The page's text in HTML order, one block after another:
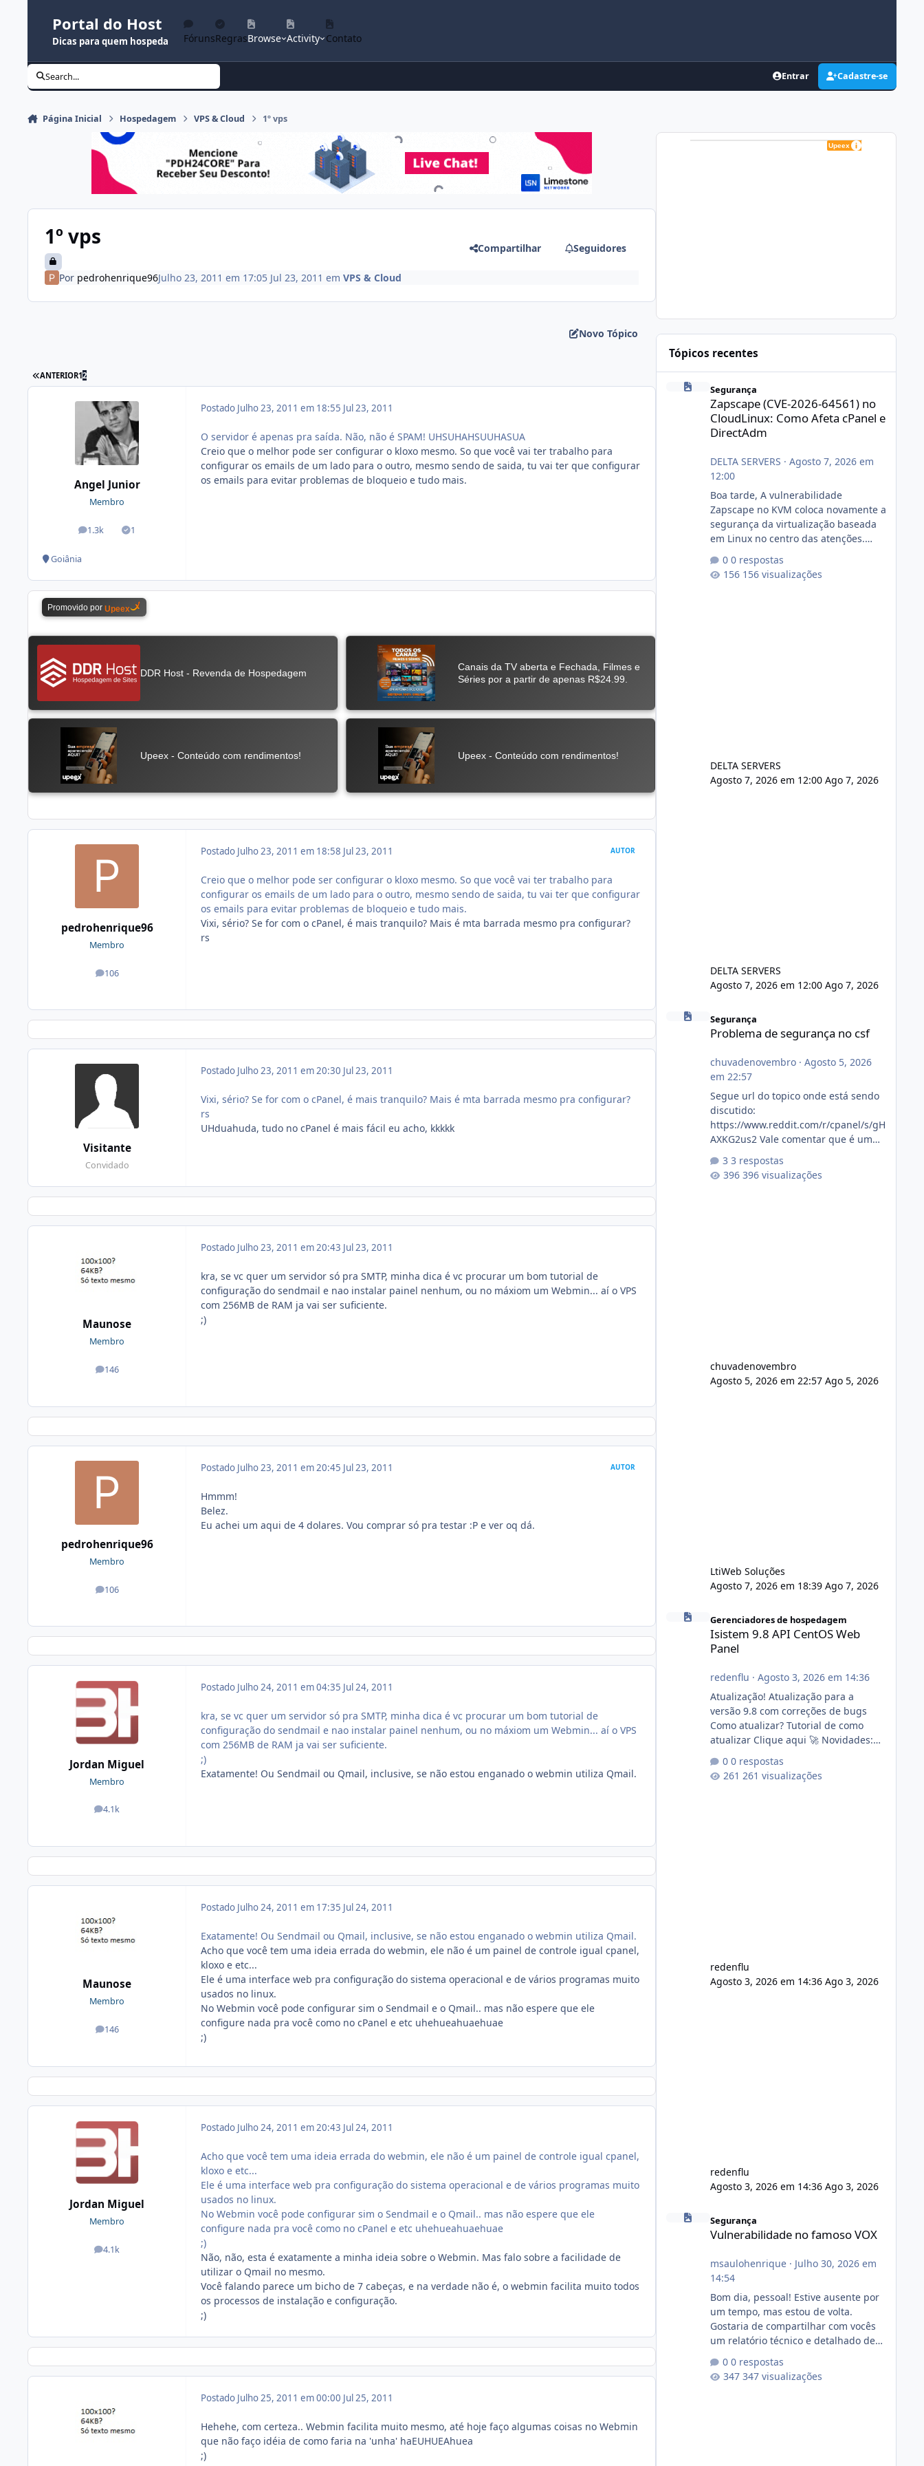
Portal do Host
Dicas para quem hospeda FórunsRegrasBrowse Activity Contato
Search... Entrar Cadastre-se
Página Inicial Hospedagem VPS & Cloud 1º vps
1º vps Compartilhar Seguidores
Por pedrohenrique96Julho 23, 2011 em 17:05 Jul 23, 2011 em VPS & Cloud
Novo Tópico
ANTERIOR12
Angel Junior
Membro
1.3k
posts 1
Soluções
Goiânia
Postado Julho 23, 2011 em 18:55 Jul 23, 2011
O servidor é apenas pra saída. Não, não é SPAM! UHSUHAHSUUHASUA
Creio que o melhor pode ser configurar o kloxo mesmo. So que você vai ter trabalho para
configurar os emails de um lado para o outro, mesmo sendo de saida, tu vai ter que configurar
os emails para evitar problemas de bloqueio e tudo mais.
pedrohenrique96
Membro
106
posts
Postado Julho 23, 2011 em 18:58 Jul 23, 2011 AUTOR
Creio que o melhor pode ser configurar o kloxo mesmo. So que você vai ter trabalho para
configurar os emails de um lado para o outro, mesmo sendo de saida, tu vai ter que configurar
os emails para evitar problemas de bloqueio e tudo mais.
Vixi, sério? Se for com o cPanel, é mais tranquilo? Mais é mta barrada mesmo pra configurar?
rs
Visitante
Convidado
Postado Julho 23, 2011 em 20:30 Jul 23, 2011
Vixi, sério? Se for com o cPanel, é mais tranquilo? Mais é mta barrada mesmo pra configurar?
rs
UHduahuda, tudo no cPanel é mais fácil eu acho, kkkkk
Maunose
Membro
146
posts
Postado Julho 23, 2011 em 20:43 Jul 23, 2011
kra, se vc quer um servidor só pra SMTP, minha dica é vc procurar um bom tutorial de
configuração do sendmail e nao instalar painel nenhum, ou no máxiom um Webmin... aí o VPS
com 256MB de RAM ja vai ser suficiente.
;)
pedrohenrique96
Membro
106
posts
Postado Julho 23, 2011 em 20:45 Jul 23, 2011 AUTOR
Hmmm!
Belez.
Eu achei um aqui de 4 dolares. Vou comprar só pra testar :P e ver oq dá.
Jordan Miguel
Membro
4.1k
posts
Postado Julho 24, 2011 em 04:35 Jul 24, 2011
kra, se vc quer um servidor só pra SMTP, minha dica é vc procurar um bom tutorial de
configuração do sendmail e nao instalar painel nenhum, ou no máxiom um Webmin... aí o VPS
com 256MB de RAM ja vai ser suficiente.
;)
Exatamente! Ou Sendmail ou Qmail, inclusive, se não estou enganado o webmin utiliza Qmail.
Maunose
Membro
146
posts
Postado Julho 24, 2011 em 17:35 Jul 24, 2011
Exatamente! Ou Sendmail ou Qmail, inclusive, se não estou enganado o webmin utiliza Qmail.
Acho que você tem uma ideia errada do webmin, ele não é um painel de controle igual cpanel,
kloxo e etc...
Ele é uma interface web pra configuração do sistema operacional e de vários programas muito
usados no linux.
No Webmin você pode configurar sim o Sendmail e o Qmail.. mas não espere que ele
configure nada pra você como no cPanel e etc uhehueahuaehuae
;)
Jordan Miguel
Membro
4.1k
posts
Postado Julho 24, 2011 em 20:43 Jul 24, 2011
Acho que você tem uma ideia errada do webmin, ele não é um painel de controle igual cpanel,
kloxo e etc...
Ele é uma interface web pra configuração do sistema operacional e de vários programas muito
usados no linux.
No Webmin você pode configurar sim o Sendmail e o Qmail.. mas não espere que ele
configure nada pra você como no cPanel e etc uhehueahuaehuae
;)
Não, não, esta é exatamente a minha ideia sobre o Webmin. Mas falo sobre a facilidade de
utilizar o Qmail no mesmo.
Você falando parece um bicho de 7 cabeças, e na verdade não é, o webmin facilita muito todos
os processos de instalação e configuração.
;)
Postado Julho 25, 2011 em 00:00 Jul 25, 2011
Hehehe, com certeza.. Webmin facilita muito mesmo, até hoje faço algumas coisas no Webmin
que não faço idéia de como faria na 'unha' haEUHUEAhuea
;)
Tópicos recentes
Zapscape (CVE-2026-64561) no CloudLinux: Como Afeta
Segurança
Zapscape (CVE-2026-64561) no
CloudLinux: Como Afeta cPanel e
DirectAdm
DELTA SERVERS · Agosto 7, 2026 em
12:00
Boa tarde, A vulnerabilidade
Zapscape no KVM coloca novamente a
segurança da virtualização baseada
em Linux no centro das atenções.
ents/dlrxjx23zz5f Criamos uma breve
explicação:
0 respostas
156 visualizações
DELTA SERVERS
Agosto 7, 2026 em 12:00 Ago 7, 2026
DELTA SERVERS
Agosto 7, 2026 em 12:00 Ago 7, 2026
Problema de segurança no csf
Segurança
Problema de segurança no csf
chuvadenovembro· Agosto 5, 2026
em 22:57
Segue url do topico onde está sendo
discutido:
https://www.reddit.com/r/cpanel/s/gH
AXKG2us2 Vale comentar que é um
pegada no da.
3 respostas
396 visualizações
chuvadenovembro
Agosto 5, 2026 em 22:57 Ago 5, 2026
LtiWeb Soluções
Agosto 7, 2026 em 18:39 Ago 7, 2026
Isistem 9.8 API CentOS Web Panel
Gerenciadores de hospedagem
Isistem 9.8 API CentOS Web
Panel
redenflu · Agosto 3, 2026 em 14:36
Atualização! Atualização para a
versão 9.8 com correções de bugs
Como atualizar? Tutorial de como
atualizar Clique aqui 🚀 Novidades:
publico para consulta de sub.dominio
autorizado a usasr o isistem:
0 respostas
261 visualizações
redenflu
Agosto 3, 2026 em 14:36 Ago 3, 2026
redenflu
Agosto 3, 2026 em 14:36 Ago 3, 2026
Vulnerabilidade no famoso VOX
Segurança
Vulnerabilidade no famoso VOX
msaulohenrique· Julho 30, 2026 em
14:54
Bom dia, pessoal! Estive ausente por
um tempo, mas estou de volta.
Gostaria de compartilhar com vocês
um relatório técnico e detalhado de
conformidade referente
ao VOXPANEL (versão atualmente em
0 respostas
347 visualizações